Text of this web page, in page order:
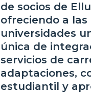
de socios de
ofreciendo a las
universidades
única de
servicios de
adaptaciones,
estudiantil y